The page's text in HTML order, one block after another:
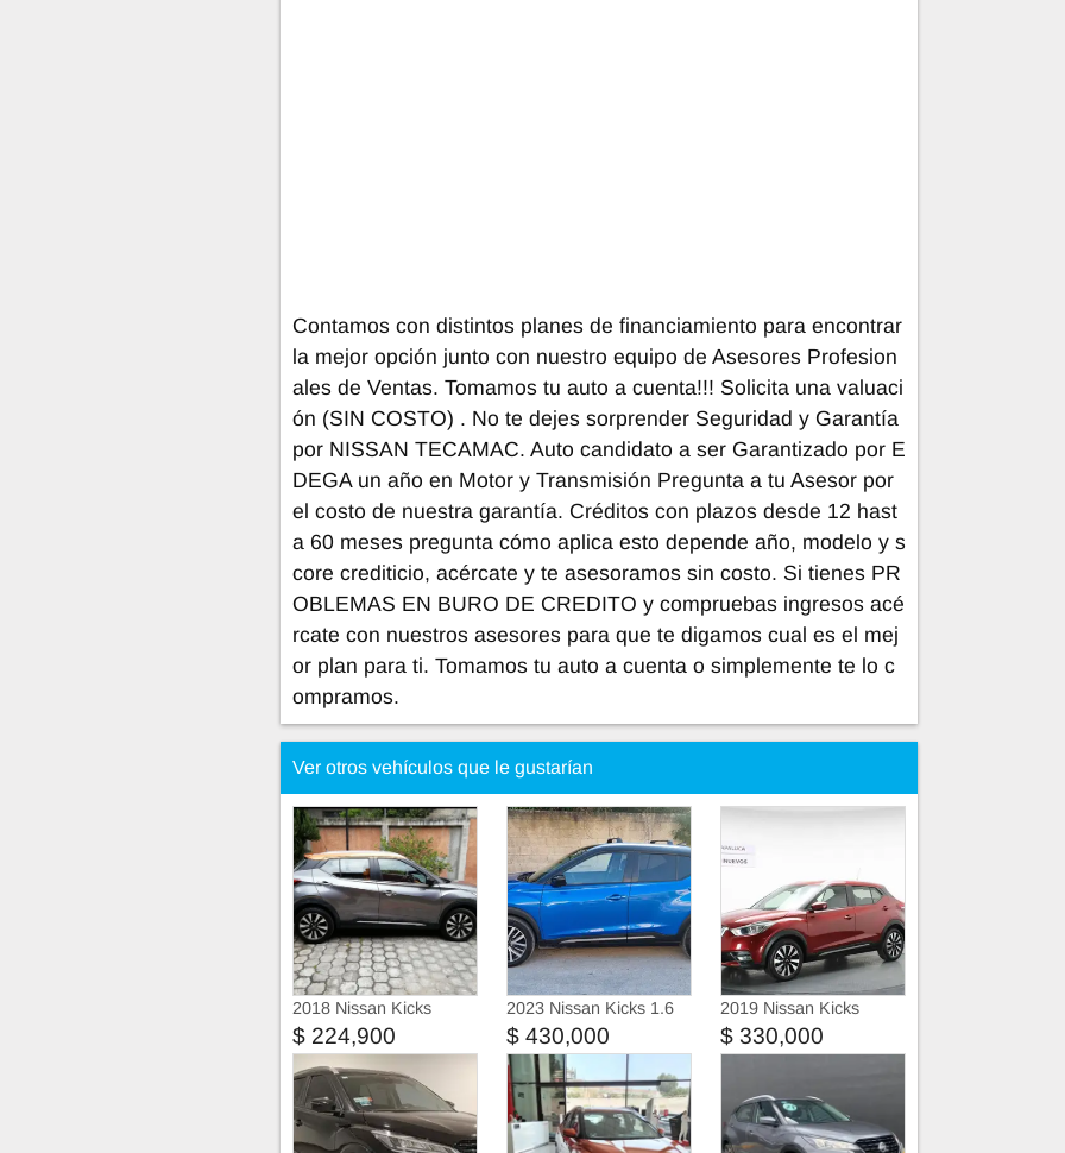
Contamos con distintos planes de financiamiento para encontrar
la mejor opción junto con nuestro equipo de Asesores Profesion
ales de Ventas. Tomamos tu auto a cuenta!!! Solicita una valuaci
ón (SIN COSTO) . No te dejes sorprender Seguridad y Garantía
por NISSAN TECAMAC. Auto candidato a ser Garantizado por E
DEGA un año en Motor y Transmisión Pregunta a tu Asesor por
el costo de nuestra garantía. Créditos con plazos desde 12 hast
a 60 meses pregunta cómo aplica esto depende año, modelo y s
core crediticio, acércate y te asesoramos sin costo. Si tienes PR
OBLEMAS EN BURO DE CREDITO y compruebas ingresos acé
rcate con nuestros asesores para que te digamos cual es el mej
or plan para ti. Tomamos tu auto a cuenta o simplemente te lo c
ompramos.
Ver otros vehículos que le gustarían
2018 Nissan Kicks
Bitono Exclusive CVT
$ 224,900
2023 Nissan Kicks 1.6
Platinum Bitono
$ 430,000
2019 Nissan Kicks
$ 330,000